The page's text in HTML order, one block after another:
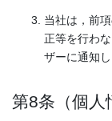
当社は，前
正等を行わ
ザーに通知し
第8条（個人